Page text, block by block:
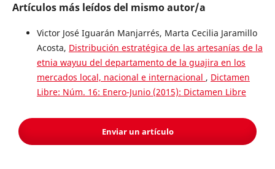
Artículos más leídos del mismo autor/a
Victor José Iguarán Manjarrés, Marta Cecilia Jaramillo
Acosta, Distribución estratégica de las artesanías de la
etnia wayuu del departamento de la guajira en los
mercados local, nacional e internacional , Dictamen
Libre: Núm. 16: Enero-Junio (2015): Dictamen Libre
Enviar un artículo